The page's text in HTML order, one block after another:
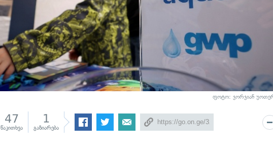
ფოტო: ჯორჯიან
47
წაკითხვა
1
გაზიარება